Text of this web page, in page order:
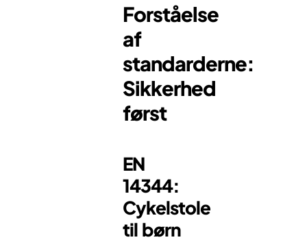
Forståelse
af
standarderne:
Sikkerhed
først
EN
14344:
Cykelstole
til børn